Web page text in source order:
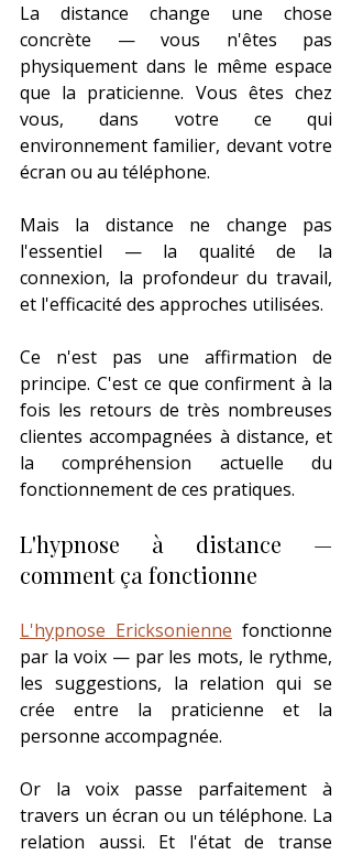
La distance change une chose
concrète — vous n'êtes pas
physiquement dans le même espace
que la praticienne. Vous êtes chez
vous, dans votre ce qui
environnement familier, devant votre
écran ou au téléphone.
Mais la distance ne change pas
l'essentiel — la qualité de la
connexion, la profondeur du travail,
et l'efficacité des approches utilisées.
Ce n'est pas une affirmation de
principe. C'est ce que confirment à la
fois les retours de très nombreuses
clientes accompagnées à distance, et
la compréhension actuelle du
fonctionnement de ces pratiques.
L'hypnose à distance —
comment ça fonctionne
L'hypnose Ericksonienne fonctionne
par la voix — par les mots, le rythme,
les suggestions, la relation qui se
crée entre la praticienne et la
personne accompagnée.
Or la voix passe parfaitement à
travers un écran ou un téléphone. La
relation aussi. Et l'état de transe